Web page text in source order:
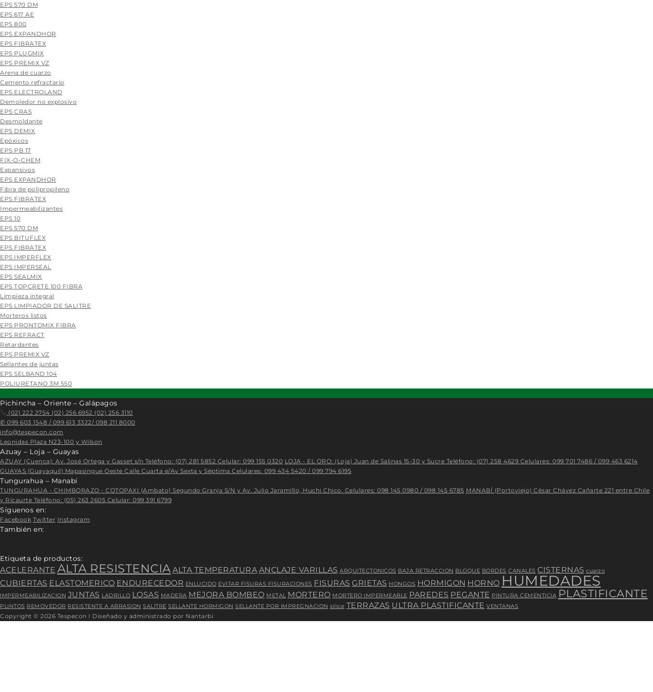
EPS 570 DM
EPS 617 AE
EPS 800
EPS EXPANDHOR
EPS FIBRATEX
EPS PLUGMIX
EPS PREMIX VZ
Arena de cuarzo
Cemento refractario
EPS ELECTROLAND
Demoledor no explosivo
EPS CRAS
Desmoldante
EPS DEMIX
Epóxicos
EPS PB 17
FIX-O-CHEM
Expansivos
EPS EXPANDHOR
Fibra de polipropileno
EPS FIBRATEX
Impermeabilizantes
EPS 10
EPS 570 DM
EPS BITUFLEX
EPS FIBRATEX
EPS IMPERFLEX
EPS IMPERSEAL
EPS SEALMIX
EPS TOPCRETE 100 FIBRA
Limpieza integral
EPS LIMPIADOR DE SALITRE
Morteros listos
EPS PRONTOMIX FIBRA
EPS REFRACT
Retardantes
EPS PREMIX VZ
Sellantes de juntas
EPS SELBAND 104
POLIURETANO 3M 550
Pichincha – Oriente – Galápagos
(02) 222 2754 (02) 256 6952 (02) 256 3110
✆ 099 603 1548 / 099 613 3322/ 098 211 8000
info@tespecon.com
Leonidas Plaza N23-100 y Wilson
Azuay – Loja – Guayas
AZUAY (Cuenca): Av. José Ortega y Gasset s/n Teléfono: (07) 281 5852 Celular: 099 155 0320 LOJA - EL ORO: (Loja) Juan de Salinas 15-30 y Sucre Teléfono: (07) 258 4629 Celulares: 099 701 7486 / 099 463 6214
GUAYAS (Guayaquil) Mapasingue Oeste Calle Cuarta e/Av Sexta y Séptima Celulares: 099 434 5420 / 099 794 6195
Tungurahua – Manabí
TUNGURAHUA - CHIMBORAZO - COTOPAXI (Ambato) Segundo Granja S/N y Av. Julio Jaramillo, Huchi Chico. Celulares: 098 145 0980 / 098 145 6785 MANABÍ (Portoviejo) César Chávez Cañarte 221 entre Chile
y Ricaurte Teléfono: (05) 263 2605 Celular: 099 391 6799
Síguenos en:
Facebook Twitter Instagram
También en:
Etiqueta de productos:
ACELERANTE ALTA RESISTENCIA ALTA TEMPERATURA ANCLAJE VARILLAS ARQUITECTONICOS BAJA RETRACCION BLOQUE BORDES CANALES CISTERNAS cuarzo
CUBIERTAS ELASTOMERICO ENDURECEDOR ENLUCIDO EVITAR FISURAS FISURACIONES FISURAS GRIETAS HONGOS HORMIGON HORNO HUMEDADES
IMPERMEABILIZACION JUNTAS LADRILLO LOSAS MADERA MEJORA BOMBEO METAL MORTERO MORTERO IMPERMEABLE PAREDES PEGANTE PINTURA CEMENTICIA PLASTIFICANTE
PLINTOS REMOVEDOR RESISTENTE A ABRASION SALITRE SELLANTE HORMIGON SELLANTE POR IMPREGNACION silice TERRAZAS ULTRA PLASTIFICANTE VENTANAS
Copyright © 2026 Tespecon I Diseñado y administrado por Nantarbi